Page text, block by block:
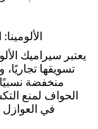
يعتبر سيراميك
تسويقها تجاريًا،
منخفضة
الحواف لمنع
في العوازل